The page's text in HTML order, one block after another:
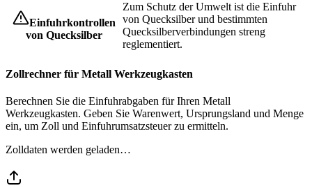
Einfuhrkontrollen
von Quecksilber
Zum Schutz der Umwelt ist die Einfuhr
von Quecksilber und bestimmten
Quecksilberverbindungen streng
reglementiert.
Zollrechner für Metall Werkzeugkasten
Berechnen Sie die Einfuhrabgaben für Ihren Metall
Werkzeugkasten. Geben Sie Warenwert, Ursprungsland und Menge
ein, um Zoll und Einfuhrumsatzsteuer zu ermitteln.
Zolldaten werden geladen…